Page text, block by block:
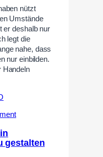
nützt
Umstände
er deshalb nur
legt die
nahe, dass
nur einbilden.
Handeln
gestalten